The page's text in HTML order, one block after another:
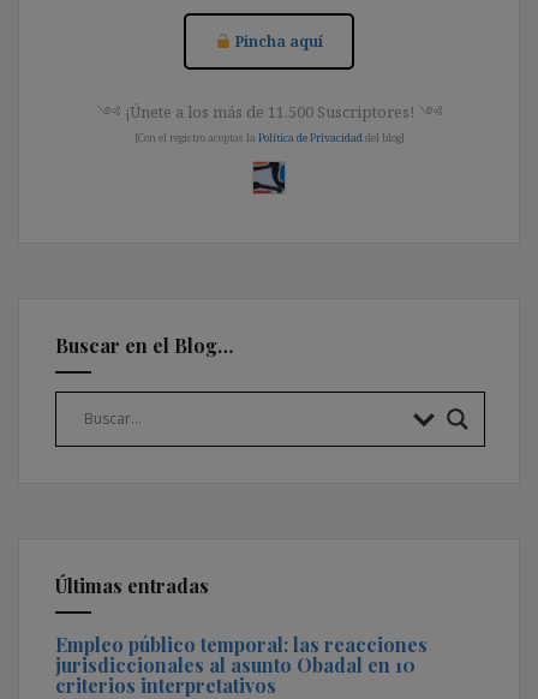
Pincha aquí
༺ ¡Únete a los más de 11.500 Suscriptores! ༺
[Con el registro aceptas la Política de Privacidad del blog]
Buscar en el Blog…
Últimas entradas
Empleo público temporal: las reacciones
jurisdiccionales al asunto Obadal en 10
criterios interpretativos